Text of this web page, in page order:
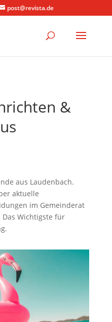
post@revista.de
&
aus Laudenbach.
aktuelle
im Gemeinderat
Wichtigste für